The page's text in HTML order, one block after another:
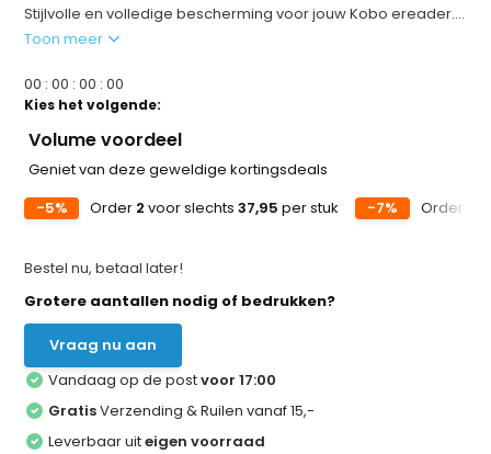
Stijlvolle en volledige bescherming voor jouw Kobo ereader....
Toon meer
00 :00 :00 :00
Kies het volgende:
Volume voordeel
Geniet van deze geweldige kortingsdeals
-5%
Order 2 voor slechts37,95 per stuk -7% Order
Bestel nu, betaal later!
Grotere aantallen nodig of bedrukken?
Vraag nu aan
Vandaag op de postvoor 17:00
GratisVerzending & Ruilen vanaf 15,-
Leverbaar uiteigen voorraad